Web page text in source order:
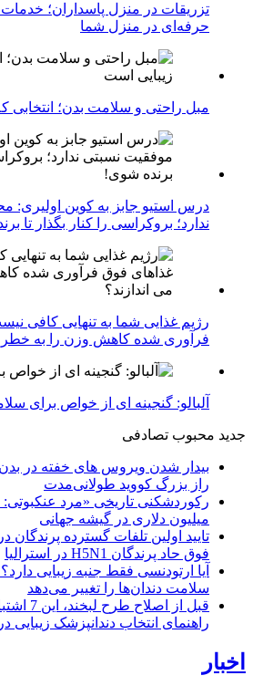
تزریقات در منزل پاسداران؛
حرفه‌ای در منزل شما
مبل راحتی و سلامت بدن؛ انتخابی
درس استیو جابز به کوین اولیری:
ندارد؛ بروکراسی را کنار بگذار تا
رژیم غذایی شما به تنهایی کافی
فرآوری شده کاهش وزن را به خطر
آلبالو: گنجینه ای از خواص برای
جدید محبوب تصادفی
بیدار شدن ویروس‌ های خفته در بدن
راز بزرگ کووید طولانی‌مدت
میلیون دلاری در گیشه جهانی
تایید اولین تلفات گسترده پرندگان
فوق حاد پرندگان H5N1 در استرالیا
آیا ارتودنسی فقط جنبه زیبایی
سلامت دندان‌ها را تغییر می‌دهد
قبل از
راهنمای انتخاب دندانپزشک زیبایی
اخبار